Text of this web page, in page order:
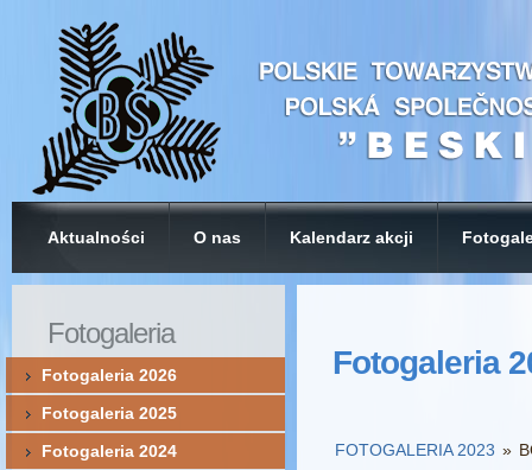
Aktualności O nas Kalendarz akcji
Fotogaleria
FOTOGALERIA 2023 »
Fotogaleria
Fotogaleria 2026
Fotogaleria 2025
Fotogaleria 2024